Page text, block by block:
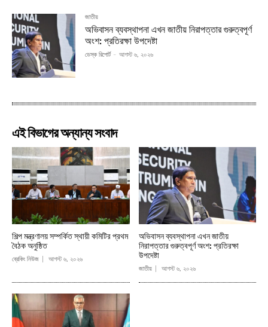
জাতীয়
অভিবাসন ব্যবস্থাপনা এখন জাতীয় নিরাপত্তার গুরুত্বপূর্ণ
অংশ: প্রতিরক্ষা উপদেষ্টা
ডেস্ক রিপোর্ট - আগস্ট ৬, ২০২৬
এই বিভাগের অন্যান্য সংবাদ
শিল্প মন্ত্রণালয় সম্পর্কিত স্থায়ী কমিটির প্রথম
বৈঠক অনুষ্ঠিত
ব্রেকিং নিউজ আগস্ট ৬, ২০২৬
অভিবাসন ব্যবস্থাপনা এখন জাতীয়
নিরাপত্তার গুরুত্বপূর্ণ অংশ: প্রতিরক্ষা
উপদেষ্টা
জাতীয় আগস্ট ৬, ২০২৬